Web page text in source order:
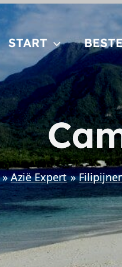
START
Azië Expert